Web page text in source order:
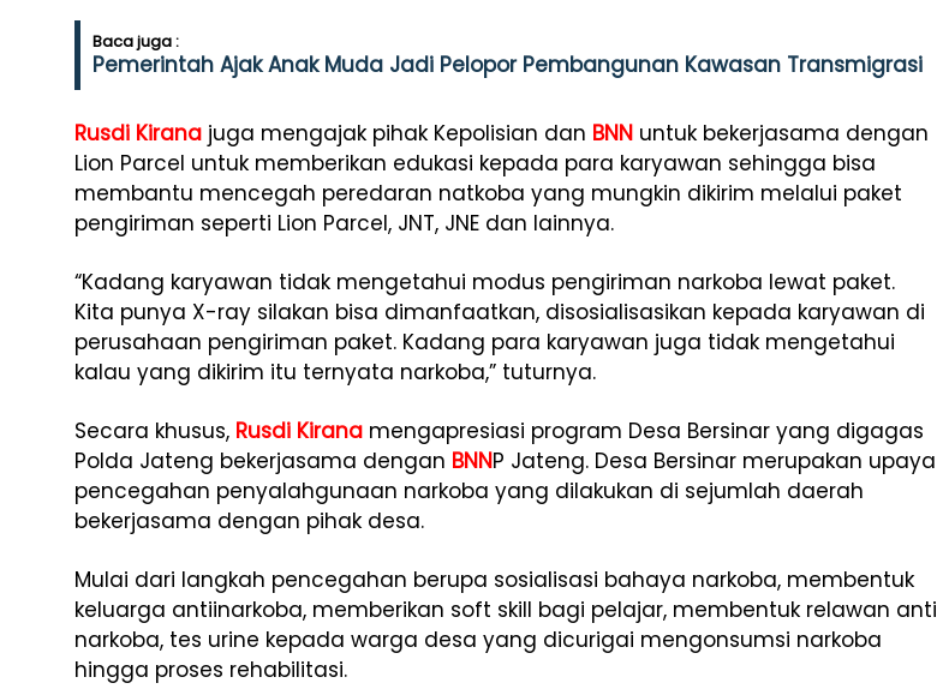
Baca juga :
Pemerintah Ajak Anak Muda Jadi Pelopor Pembangunan Kawasan Transmigrasi
Rusdi Kirana juga mengajak pihak Kepolisian dan BNN untuk bekerjasama dengan
Lion Parcel untuk memberikan edukasi kepada para karyawan sehingga bisa
membantu mencegah peredaran natkoba yang mungkin dikirim melalui paket
pengiriman seperti Lion Parcel, JNT, JNE dan lainnya.
“Kadang karyawan tidak mengetahui modus pengiriman narkoba lewat paket.
Kita punya X-ray silakan bisa dimanfaatkan, disosialisasikan kepada karyawan di
perusahaan pengiriman paket. Kadang para karyawan juga tidak mengetahui
kalau yang dikirim itu ternyata narkoba,” tuturnya.
Secara khusus, Rusdi Kirana mengapresiasi program Desa Bersinar yang digagas
Polda Jateng bekerjasama dengan BNNP Jateng. Desa Bersinar merupakan upaya
pencegahan penyalahgunaan narkoba yang dilakukan di sejumlah daerah
bekerjasama dengan pihak desa.
Mulai dari langkah pencegahan berupa sosialisasi bahaya narkoba, membentuk
keluarga antiinarkoba, memberikan soft skill bagi pelajar, membentuk relawan anti
narkoba, tes urine kepada warga desa yang dicurigai mengonsumsi narkoba
hingga proses rehabilitasi.